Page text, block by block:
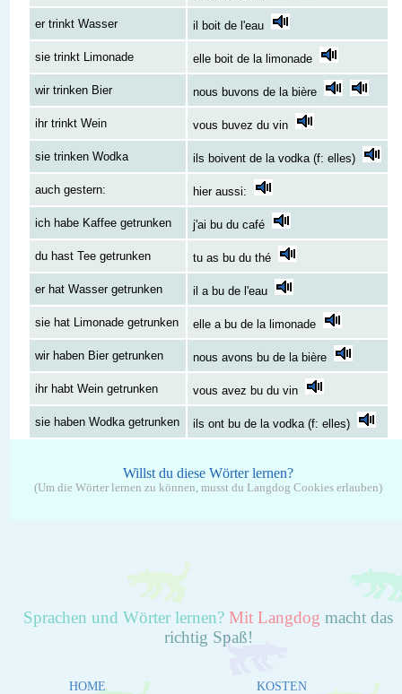
er trinkt Wasser il boit de l'eau
sie trinkt Limonade elle boit de la limonade
wir trinken Bier nous buvons de la bière
ihr trinkt Wein vous buvez du vin
sie trinken Wodka ils boivent de la vodka (f: elles)
auch gestern: hier aussi:
ich habe Kaffee getrunken j'ai bu du café
du hast Tee getrunken tu as bu du thé
er hat Wasser getrunken il a bu de l'eau
sie hat Limonade getrunken elle a bu de la limonade
wir haben Bier getrunken nous avons bu de la bière
ihr habt Wein getrunken vous avez bu du vin
sie haben Wodka getrunken ils ont bu de la vodka (f: elles)
Willst du diese Wörter lernen?
(Um die Wörter lernen zu können, musst du Langdog Cookies erlauben)
Sprachen und Wörter lernen? Mit Langdog macht das
richtig Spaß!
HOME KOSTEN